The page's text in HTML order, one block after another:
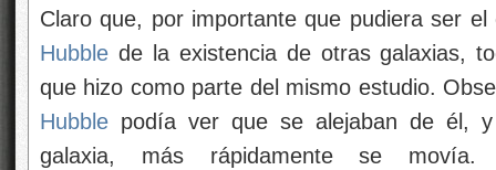
Claro que, por importante que pudiera ser
Hubble de la existencia de otras galaxias,
que hizo como parte del mismo estudio.
Hubble podía ver que se alejaban de él,
galaxia, más rápidamente se